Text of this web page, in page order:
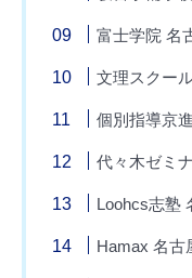
富士学院 名
文理スクー
個別指導京
代々木ゼミ
Loohcs志塾
Hamax 名古